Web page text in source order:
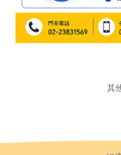
其